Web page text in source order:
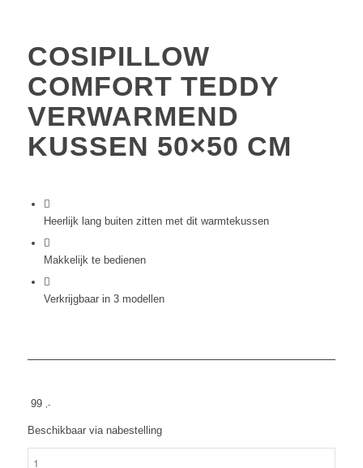
COSIPILLOW
COMFORT TEDDY
VERWARMEND
KUSSEN 50×50 CM
Heerlijk lang buiten zitten met dit warmtekussen
Makkelijk te bedienen
Verkrijgbaar in 3 modellen
99 ,-
Beschikbaar via nabestelling